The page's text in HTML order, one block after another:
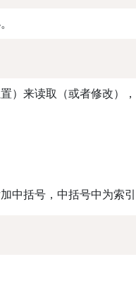
）来读取（或者修改）
中括号，中括号中为索引